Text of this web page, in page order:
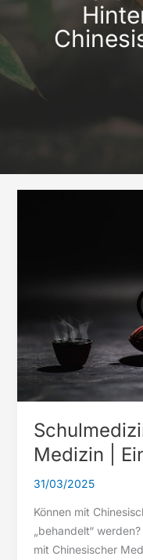
Medizin |
31/03/2025
Können mit
„behandelt“
mit Chinesischer